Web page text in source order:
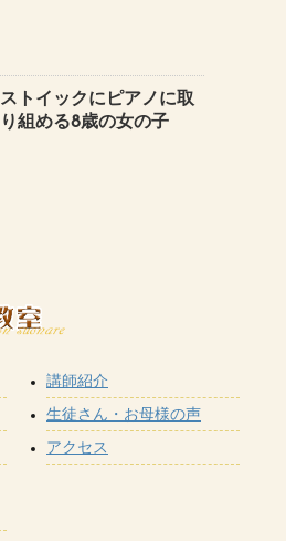
ストイックにピアノに取
り組める8歳の女の子
講師紹介
生徒さん・お母様の声
アクセス